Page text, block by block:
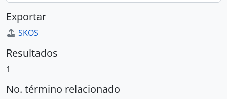
Exportar
SKOS
Resultados
1
No. término relacionado